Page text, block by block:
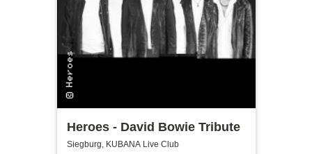
Heroes - David Bowie Tribute
Siegburg, KUBANA Live Club